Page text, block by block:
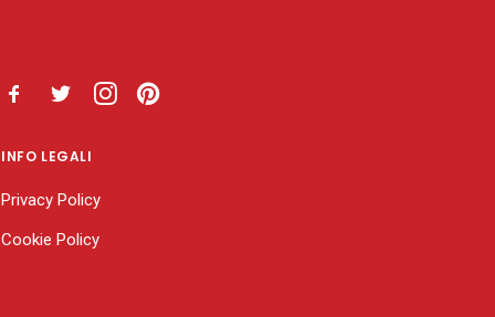
INFO LEGALI
Privacy Policy
Cookie Policy